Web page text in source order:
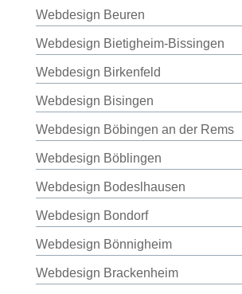
Webdesign Beuren
Webdesign Bietigheim-Bissingen
Webdesign Birkenfeld
Webdesign Bisingen
Webdesign Böbingen an der Rems
Webdesign Böblingen
Webdesign Bodeslhausen
Webdesign Bondorf
Webdesign Bönnigheim
Webdesign Brackenheim